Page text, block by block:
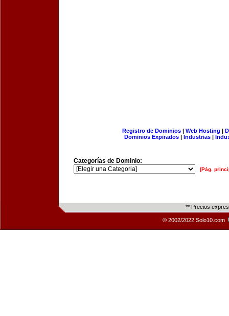
Registro de Dominios| Web Hosting |
Dominios Expirados | Industrias |
Categorías de Dominio:
[Pág.
** Precios
© 2002/2022 Solo10.com